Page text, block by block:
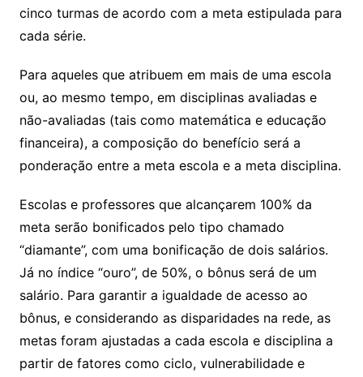
cinco turmas de acordo com a meta estipulada para
cada série.
Para aqueles que atribuem em mais de uma escola
ou, ao mesmo tempo, em disciplinas avaliadas e
não-avaliadas (tais como matemática e educação
financeira), a composição do benefício será a
ponderação entre a meta escola e a meta disciplina.
Escolas e professores que alcançarem 100% da
meta serão bonificados pelo tipo chamado
“diamante”, com uma bonificação de dois salários.
Já no índice “ouro”, de 50%, o bônus será de um
salário. Para garantir a igualdade de acesso ao
bônus, e considerando as disparidades na rede, as
metas foram ajustadas a cada escola e disciplina a
partir de fatores como ciclo, vulnerabilidade e